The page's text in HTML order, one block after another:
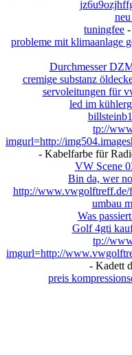
tuningfee
probleme mit klimaanlage
Durchmesser
cremige substanz
servoleitungen für
led im
tp://
imgurl=http://
- Kabelfarbe für
VW Scene
Bin da, wer
http://www.vwgolftreff.de/
umbau
Was
Golf 4gti
tp://
imgurl=http://
- Kadett
preis